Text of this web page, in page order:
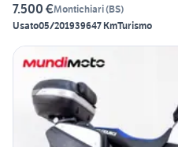
7.500 €Montichiari(BS)
Usato05/201939647 KmTurismo